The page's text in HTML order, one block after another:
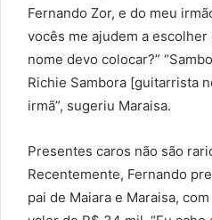
Fernando Zor, e do meu
vocês me ajudem a escolher
nome devo colocar?”
Richie Sambora [guitarrista
irmã”, sugeriu Maraisa.
Presentes caros não são
Recentemente, Fernando
pai de Maiara e Maraisa,